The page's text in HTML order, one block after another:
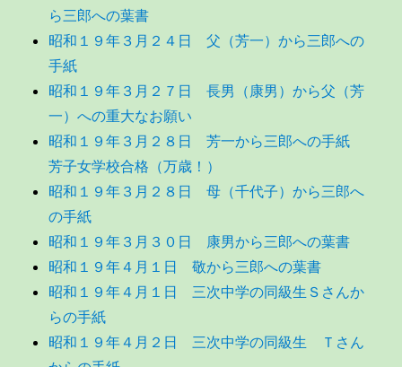
ら三郎への葉書
昭和１９年３月２４日 父（芳一）から三郎への
手紙
昭和１９年３月２７日 長男（康男）から父（芳
一）への重大なお願い
昭和１９年３月２８日 芳一から三郎への手紙
芳子女学校合格（万歳！）
昭和１９年３月２８日 母（千代子）から三郎へ
の手紙
昭和１９年３月３０日 康男から三郎への葉書
昭和１９年４月１日 敬から三郎への葉書
昭和１９年４月１日 三次中学の同級生Ｓさんか
らの手紙
昭和１９年４月２日 三次中学の同級生 Ｔさん